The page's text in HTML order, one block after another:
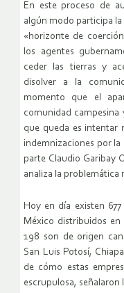
En este proceso de
algún modo participa
«horizonte de
los agentes
ceder las tierras y
disolver a la
momento que el
comunidad
que queda es intentar
indemnizaciones por
parte Claudio Garibay
analiza la problemática
Hoy en día existen
México distribuidos en
198 son de origen
San Luis Potosí,
de cómo estas
escrupulosa, señalaron